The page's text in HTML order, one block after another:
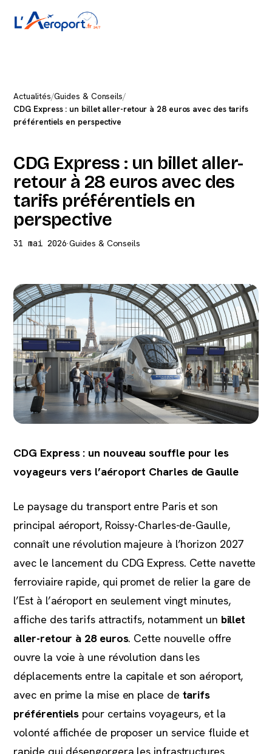
Actualités/Guides & Conseils/
CDG Express : un billet aller-retour à 28 euros avec des tarifs
préférentiels en perspective
CDG Express : un billet aller-
retour à 28 euros avec des
tarifs préférentiels en
perspective
31 mai 2026·Guides & Conseils
CDG Express : un nouveau souffle pour les
voyageurs vers l’aéroport Charles de Gaulle
Le paysage du transport entre Paris et son
principal aéroport, Roissy-Charles-de-Gaulle,
connaît une révolution majeure à l’horizon 2027
avec le lancement du CDG Express. Cette navette
ferroviaire rapide, qui promet de relier la gare de
l’Est à l’aéroport en seulement vingt minutes,
affiche des tarifs attractifs, notamment un billet
aller-retour à 28 euros. Cette nouvelle offre
ouvre la voie à une révolution dans les
déplacements entre la capitale et son aéroport,
avec en prime la mise en place de tarifs
préférentiels pour certains voyageurs, et la
volonté affichée de proposer un service fluide et
rapide qui désengorgera les infrastructures